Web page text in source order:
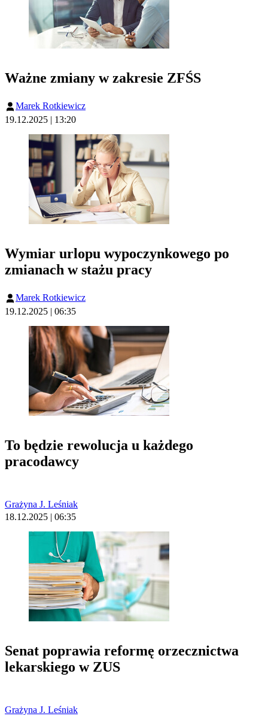
Ważne zmiany w zakresie ZFŚS
Marek Rotkiewicz
19.12.2025 | 13:20
Wymiar urlopu wypoczynkowego po
zmianach w stażu pracy
Marek Rotkiewicz
19.12.2025 | 06:35
To będzie rewolucja u każdego
pracodawcy
Grażyna J. Leśniak
18.12.2025 | 06:35
Senat poprawia reformę orzecznictwa
lekarskiego w ZUS
Grażyna J. Leśniak